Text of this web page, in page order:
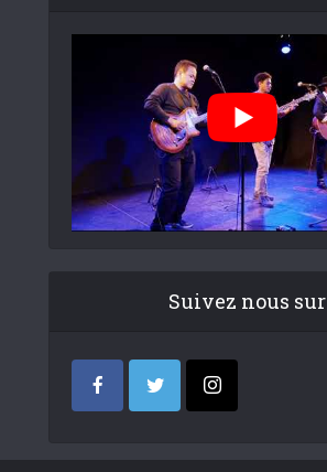
Suivez nous sur